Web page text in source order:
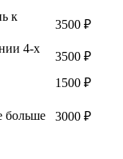
к
3500 ₽
4-х
3500 ₽
1500 ₽
больше
3000 ₽